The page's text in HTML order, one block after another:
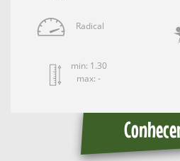
Radical
min: 1.30
max: -